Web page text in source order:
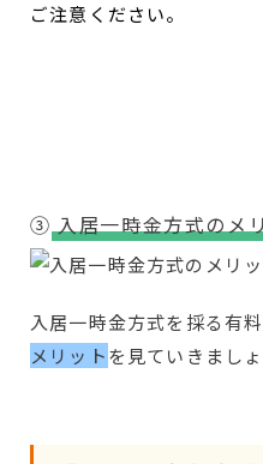
ご注意ください。
③入居一時金方式のメ
入居一時金方式を採る有
メリットを見ていきましょ